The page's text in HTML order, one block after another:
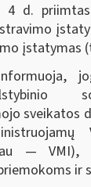
4 d.
įstatymas
sveikatos
— VMI),
ir